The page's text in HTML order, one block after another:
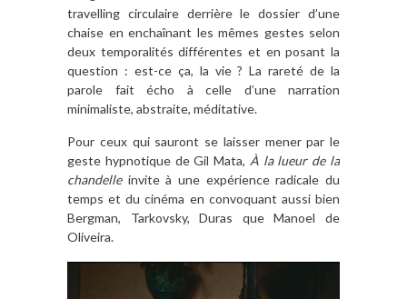
travelling circulaire derrière le dossier d’une
chaise en enchaînant les mêmes gestes selon
deux temporalités différentes et en posant la
question : est-ce ça, la vie ? La rareté de la
parole fait écho à celle d’une narration
minimaliste, abstraite, méditative.
Pour ceux qui sauront se laisser mener par le
geste hypnotique de Gil Mata, À la lueur de la
chandelleinvite à une expérience radicale du
temps et du cinéma en convoquant aussi bien
Bergman, Tarkovsky, Duras que Manoel de
Oliveira.